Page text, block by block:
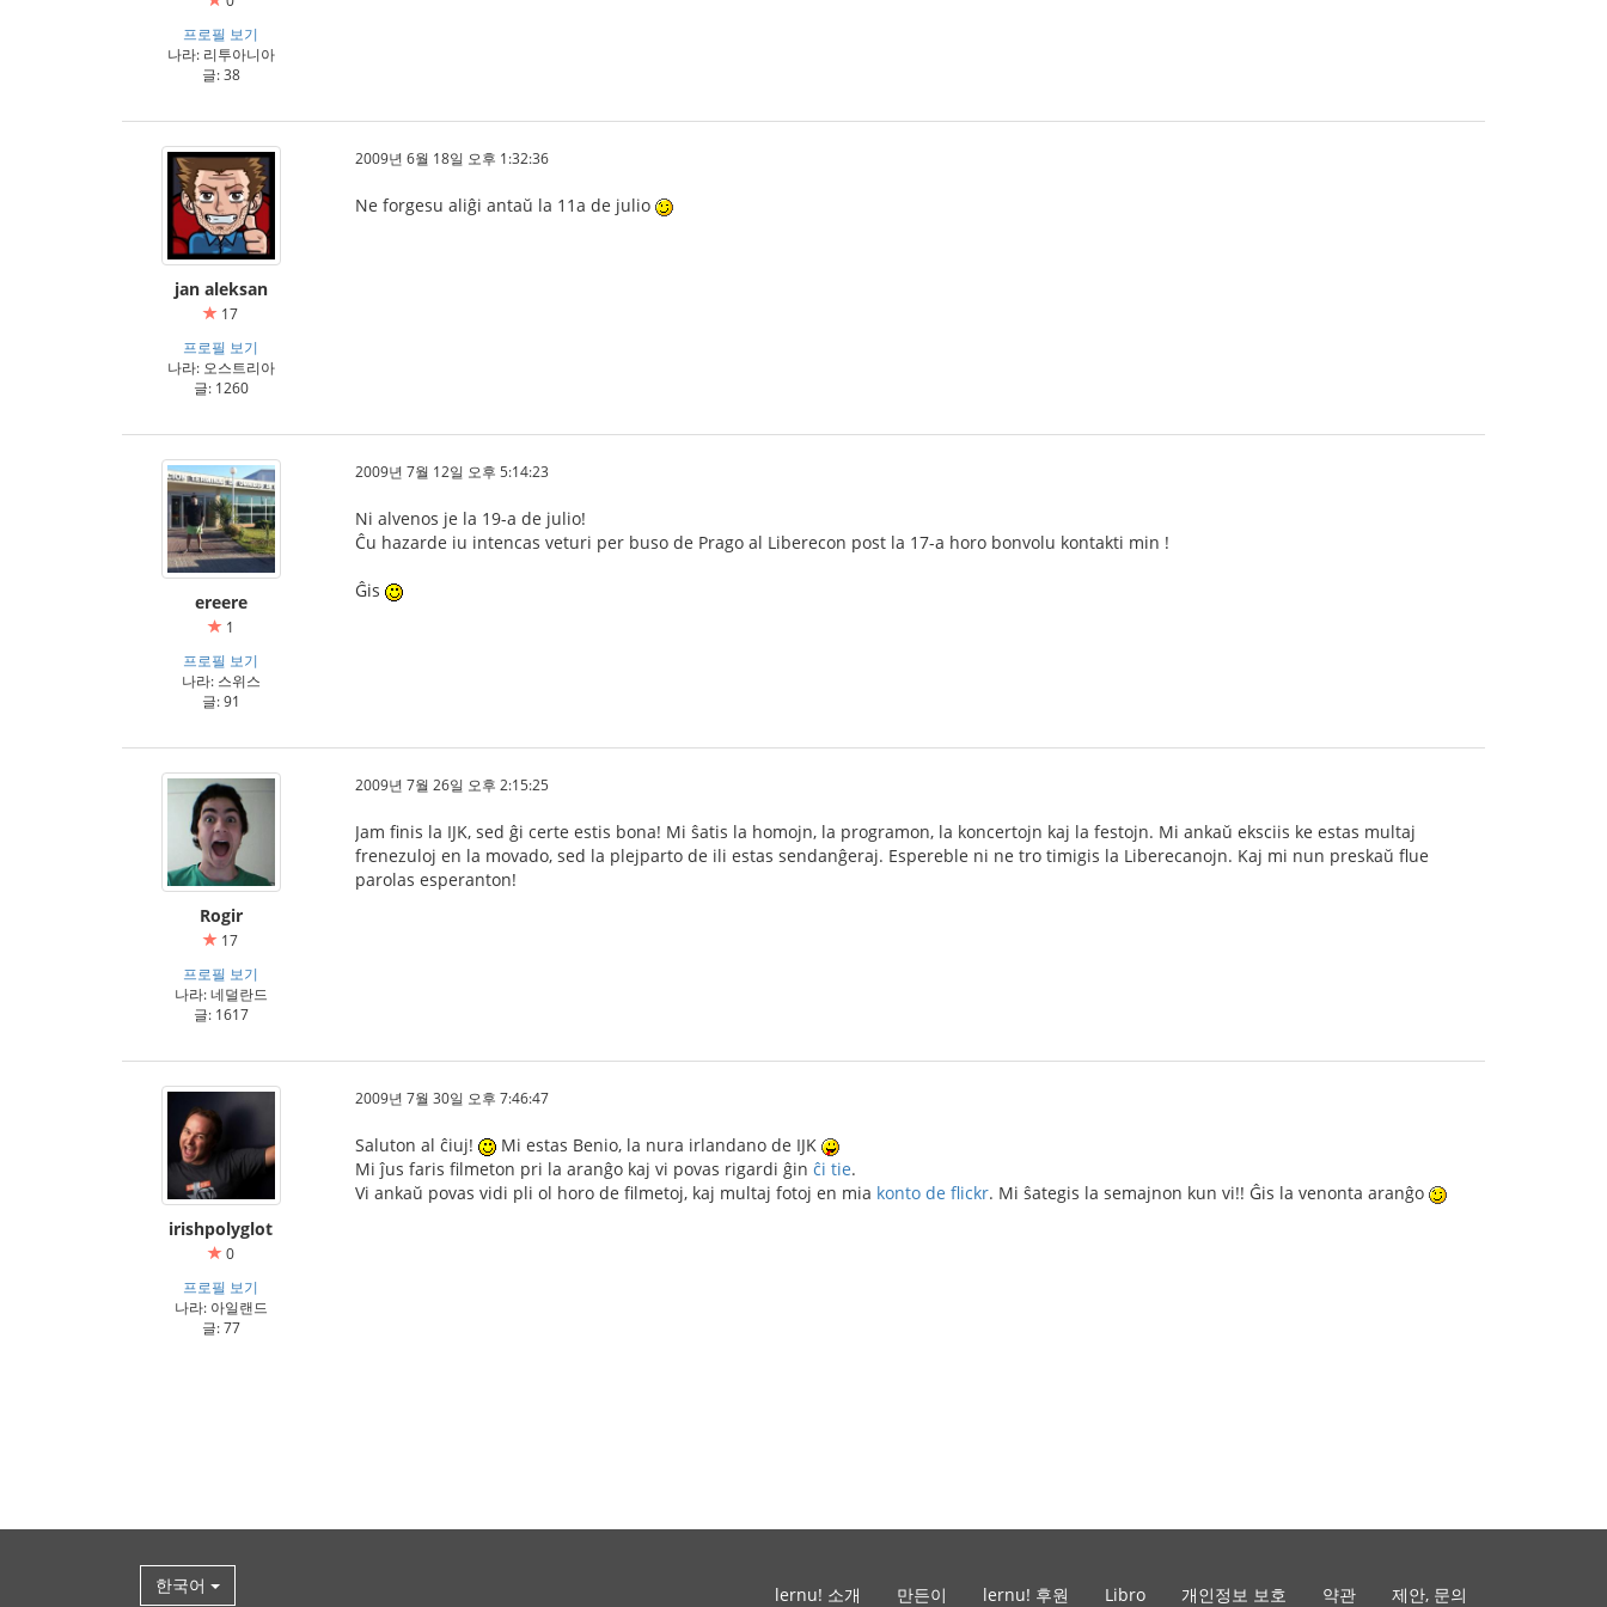
프로필 보기
나라: 리투아니아
글: 38
jan aleksan
17
프로필 보기
나라: 오스트리아
글: 1260
2009년 6월 18일 오후 1:32:36
Ne forgesu aliĝi antaŭ la 11a de julio
ereere
1
프로필 보기
나라: 스위스
글: 91
2009년 7월 12일 오후 5:14:23
Ni alvenos je la 19-a de julio!
Ĉu hazarde iu intencas veturi per buso de Prago al Liberecon post la 17-a horo bonvolu kontakti min !
Ĝis
Rogir
17
프로필 보기
나라: 네덜란드
글: 1617
2009년 7월 26일 오후 2:15:25
Jam finis la IJK, sed ĝi certe estis bona! Mi ŝatis la homojn, la programon, la koncertojn kaj la festojn. Mi ankaŭ eksciis ke estas multaj
frenezuloj en la movado, sed la plejparto de ili estas sendanĝeraj. Espereble ni ne tro timigis la Liberecanojn. Kaj mi nun preskaŭ flue
parolas esperanton!
irishpolyglot
0
프로필 보기
나라: 아일랜드
글: 77
2009년 7월 30일 오후 7:46:47
Saluton al ĉiuj!
Mi estas Benio, la nura irlandano de IJK
Mi ĵus faris filmeton pri la aranĝo kaj vi povas rigardi ĝin ĉi tie.
Vi ankaŭ povas vidi pli ol horo de filmetoj, kaj multaj fotoj en mia konto de flickr. Mi ŝategis la semajnon kun vi!! Ĝis la venonta aranĝo
한국어 lernu! 소개 만든이 lernu! 후원 Libro 개인정보 보호 약관 제안, 문의